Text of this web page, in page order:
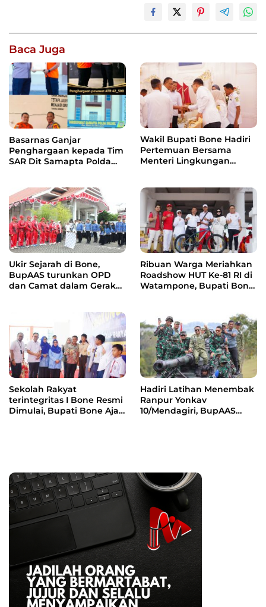
Baca Juga
Basarnas Ganjar
Penghargaan kepada Tim
SAR Dit Samapta Polda
Wakil Bupati Bone Hadiri
Pertemuan Bersama
Menteri Lingkungan
PSEL
Ukir Sejarah di Bone,
BupAAS turunkan OPD
dan Camat dalam Gerak
Ribuan Warga Meriahkan
Roadshow HUT Ke-81 RI di
Watampone, Bupati Bone
Semangat Membangun
Daerah
Sekolah Rakyat
terintegritas I Bone Resmi
Dimulai, Bupati Bone Ajak
Hadiri Latihan Menembak
Ranpur Yonkav
10/Mendagiri, BupAAS